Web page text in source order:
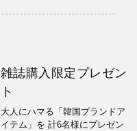
雑誌購入限定プレゼン
ト
大人にハマる「韓国ブランドア
イテム」を 計6名様にプレゼン